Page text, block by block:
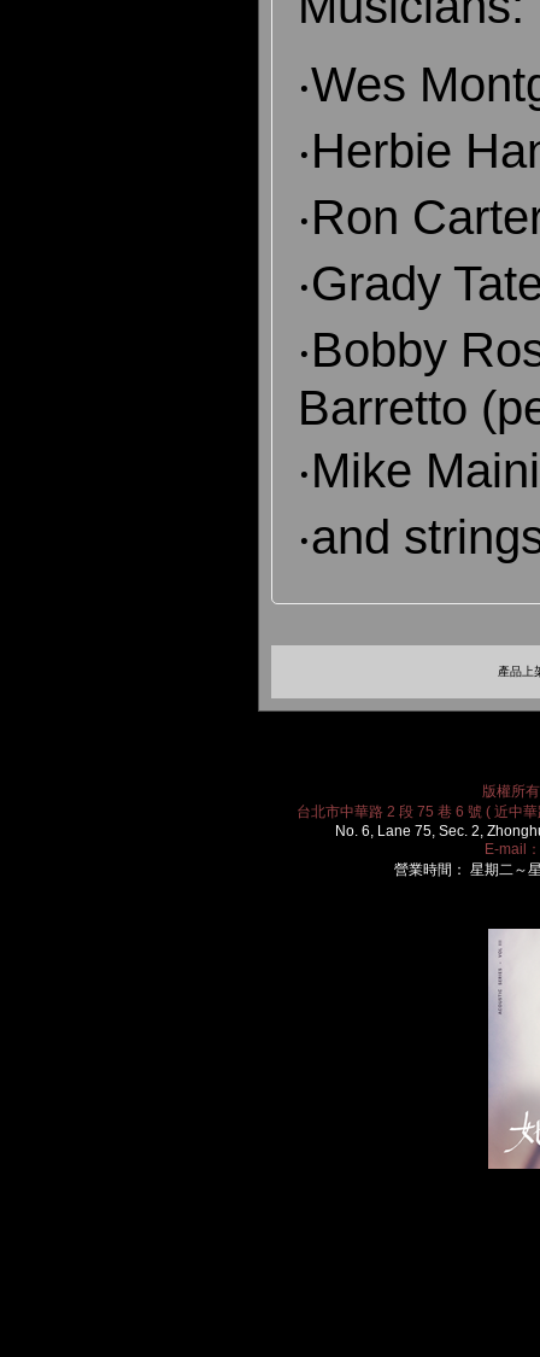
‧Wes
‧Herbie
‧Ron
‧Grady
‧Bobby
Barretto
‧Mike
‧and
產品上
版權所
台北市中華路 2 段 75 巷 6 號 ( 近中
No. 6, Lane 75, Sec. 2,
E-mail：
營業時間： 星期二～